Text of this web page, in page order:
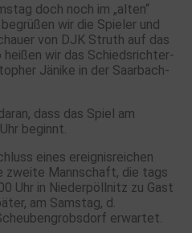
doch noch im „alten“
wir die Spieler und
von DJK Struth auf das
heißen wir das Schiedsrichter-
Jänike in der Saarbach-
dass das Spiel am
beginnt.
eines ereignisreichen
zweite Mannschaft, die tags
Uhr in Niederpöllnitz zu Gast
am Samstag, d.
erwartet.